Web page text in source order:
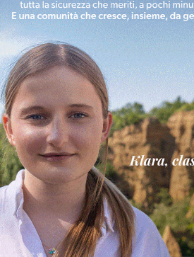
Cronaca 4 Agosto 2026
Un anno fa la strage in A1 in
Gianni, Giulia e Franco. Lo
processo, lo stop ai sorpassi
Cronaca 3 Agosto 2026
Scomparso da una struttura
Fiorentino l’uomo che aveva
Levane nel 2020
Cronaca 5 Agosto 2026
Continuano le ricerche di
Prefettura: “In caso di
il 112”